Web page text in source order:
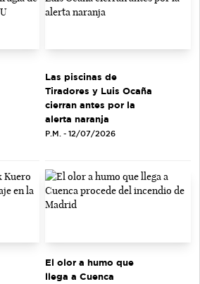
Las piscinas de
Tiradores y Luis Ocaña
cierran antes por la
alerta naranja
P.M. - 12/07/2026
El olor a humo que
llega a Cuenca